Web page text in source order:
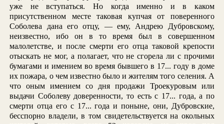
уже не вступаться. Но когда именно и в каком
присутственном месте таковая купчая от поверенного
Соболева дана его отцу, — ему, Андрею Дубровскому,
неизвестно, ибо он в то время был в совершенном
малолетстве, и после смерти его отца таковой крепости
отыскать не мог, а полагает, что не сгорела ли с прочими
бумагами и имением во время бывшего в 17... году в доме
их пожара, о чем известно было и жителям того селения. А
что оным имением со дня продажи Троекуровым или
выдачи Соболеву доверенности, то есть с 17... года, а по
смерти отца его с 17... года и поныне, они, Дубровские,
бесспорно владели, в том свидетельствуется на окольных